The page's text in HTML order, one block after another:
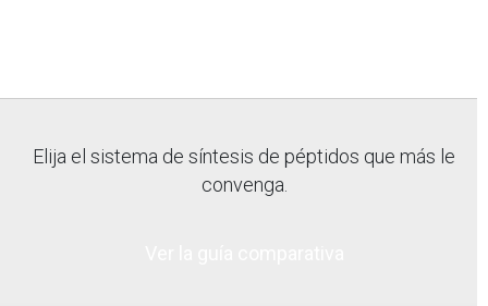
Elija el sistema de síntesis de péptidos que más le
convenga.